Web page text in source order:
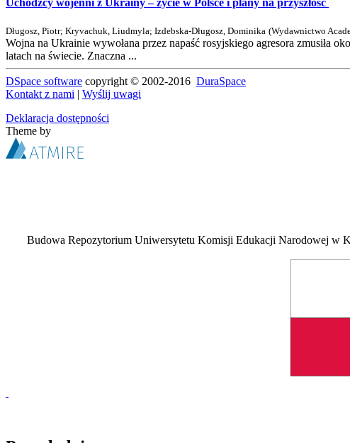
Uchodźcy wojenni z Ukrainy – życie w Polsce i plany na przyszłość
Długosz, Piotr; Kryvachuk, Liudmyla; Izdebska-Długosz, Dominika (Wydawnictwo
Wojna na Ukrainie wywołana przez napaść rosyjskiego agresora zmusiła
latach na świecie. Znaczna ...
DSpace software copyright © 2002-2016 DuraSpace
Kontakt z nami | Wyślij uwagi
Deklaracja dostępności
Theme by
Budowa Repozytorium Uniwersytetu Komisji Edukacji Narodowej w